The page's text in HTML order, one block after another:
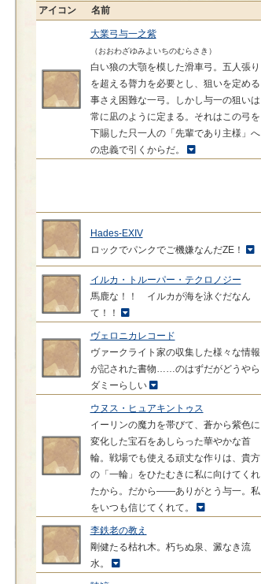
アイコン
名前
大業弓与一之紫
（おおわざゆみよいちのむらさき）
白い狼の大顎を模した滑車弓。五人張り
を超える膂力を必要とし、狙いを定める
事さえ困難な一弓。しかし与一の狙いは
常に凪のように定まる。それはこの弓を
下賜した只一人の「先輩であり主様」へ
の忠義で引くからだ。
Hades-EXIV
ロックでパンクでご機嫌なんだZE！
イルカ・トルーパー・テクロノジー
馬鹿な！！ イルカが海を泳ぐだなん
て！！
ヴェロニカレコード
ヴァークライト家の収集した様々な情報
が記された書物……のはずだがどうやら
ダミーらしい
ウヌス・ヒュアキントゥス
イーリンの魔力を帯びて、蒼から紫色に
変化した宝石をあしらった華やかな首
輪。戦場でも使える頑丈な作りは、貴方
の「一輪」をひたむきに私に向けてくれ
たから。だから――ありがとう与一。私
をいつも信じてくれて。
李鉄老の教え
剛健たる枯れ木。朽ちぬ泉、澱なき流
水。